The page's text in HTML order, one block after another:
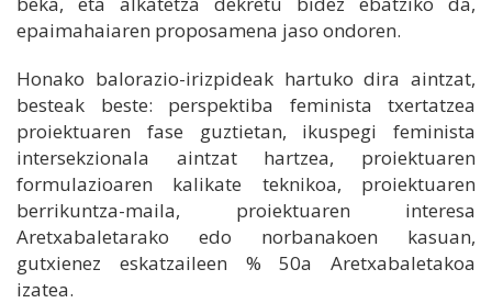
epaimahaiaren proposamena jaso ondoren.
Honako balorazio-irizpideak hartuko dira aintzat,
besteak beste: perspektiba feminista txertatzea
proiektuaren fase guztietan, ikuspegi feminista
intersekzionala aintzat hartzea, proiektuaren
formulazioaren kalikate teknikoa, proiektuaren
berrikuntza-maila, proiektuaren interesa
Aretxabaletarako edo norbanakoen kasuan,
gutxienez eskatzaileen % 50a Aretxabaletakoa
izatea.